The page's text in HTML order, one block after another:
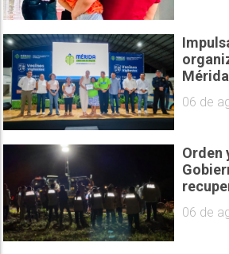
Mérida
06 de
Orden
06 de